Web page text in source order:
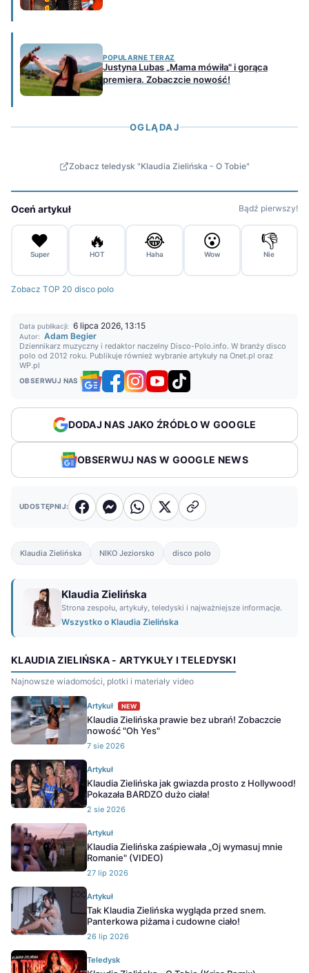
POPULARNE TERAZ
Justyna Lubas „Mama mówiła" i gorąca
premiera. Zobaczcie nowość!
OGLĄDAJ
Zobacz teledysk "Klaudia Zielińska - O Tobie"
Oceń artykuł Bądź pierwszy!
❤️
Super
🔥
HOT
😂
Haha
😮
Wow
👎
Nie
Zobacz TOP 20 disco polo
Data publikacji: 6 lipca 2026, 13:15
Autor: Adam Begier
Dziennikarz muzyczny i redaktor naczelny Disco-Polo.info. W branży disco
polo od 2012 roku. Publikuje również wybranie artykuły na Onet.pl oraz
WP.pl
OBSERWUJ NAS
DODAJ NAS JAKO ŹRÓDŁO W GOOGLE
OBSERWUJ NAS W GOOGLE NEWS
UDOSTĘPNIJ:
Klaudia Zielińska NIKO Jeziorsko disco polo
Klaudia Zielińska
Strona zespołu, artykuły, teledyski i najważniejsze informacje.
Wszystko o Klaudia Zielińska
KLAUDIA ZIELIŃSKA - ARTYKUŁY I TELEDYSKI
Najnowsze wiadomości, plotki i materiały video
Artykuł NEW
Klaudia Zielińska prawie bez ubrań! Zobaczcie
nowość "Oh Yes"
7 sie 2026
Artykuł
Klaudia Zielińska jak gwiazda prosto z Hollywood!
Pokazała BARDZO dużo ciała!
2 sie 2026
Artykuł
Klaudia Zielińska zaśpiewała „Oj wymasuj mnie
Romanie" (VIDEO)
27 lip 2026
Artykuł
Tak Klaudia Zielińska wygląda przed snem.
Panterkowa piżama i cudowne ciało!
26 lip 2026
Teledysk